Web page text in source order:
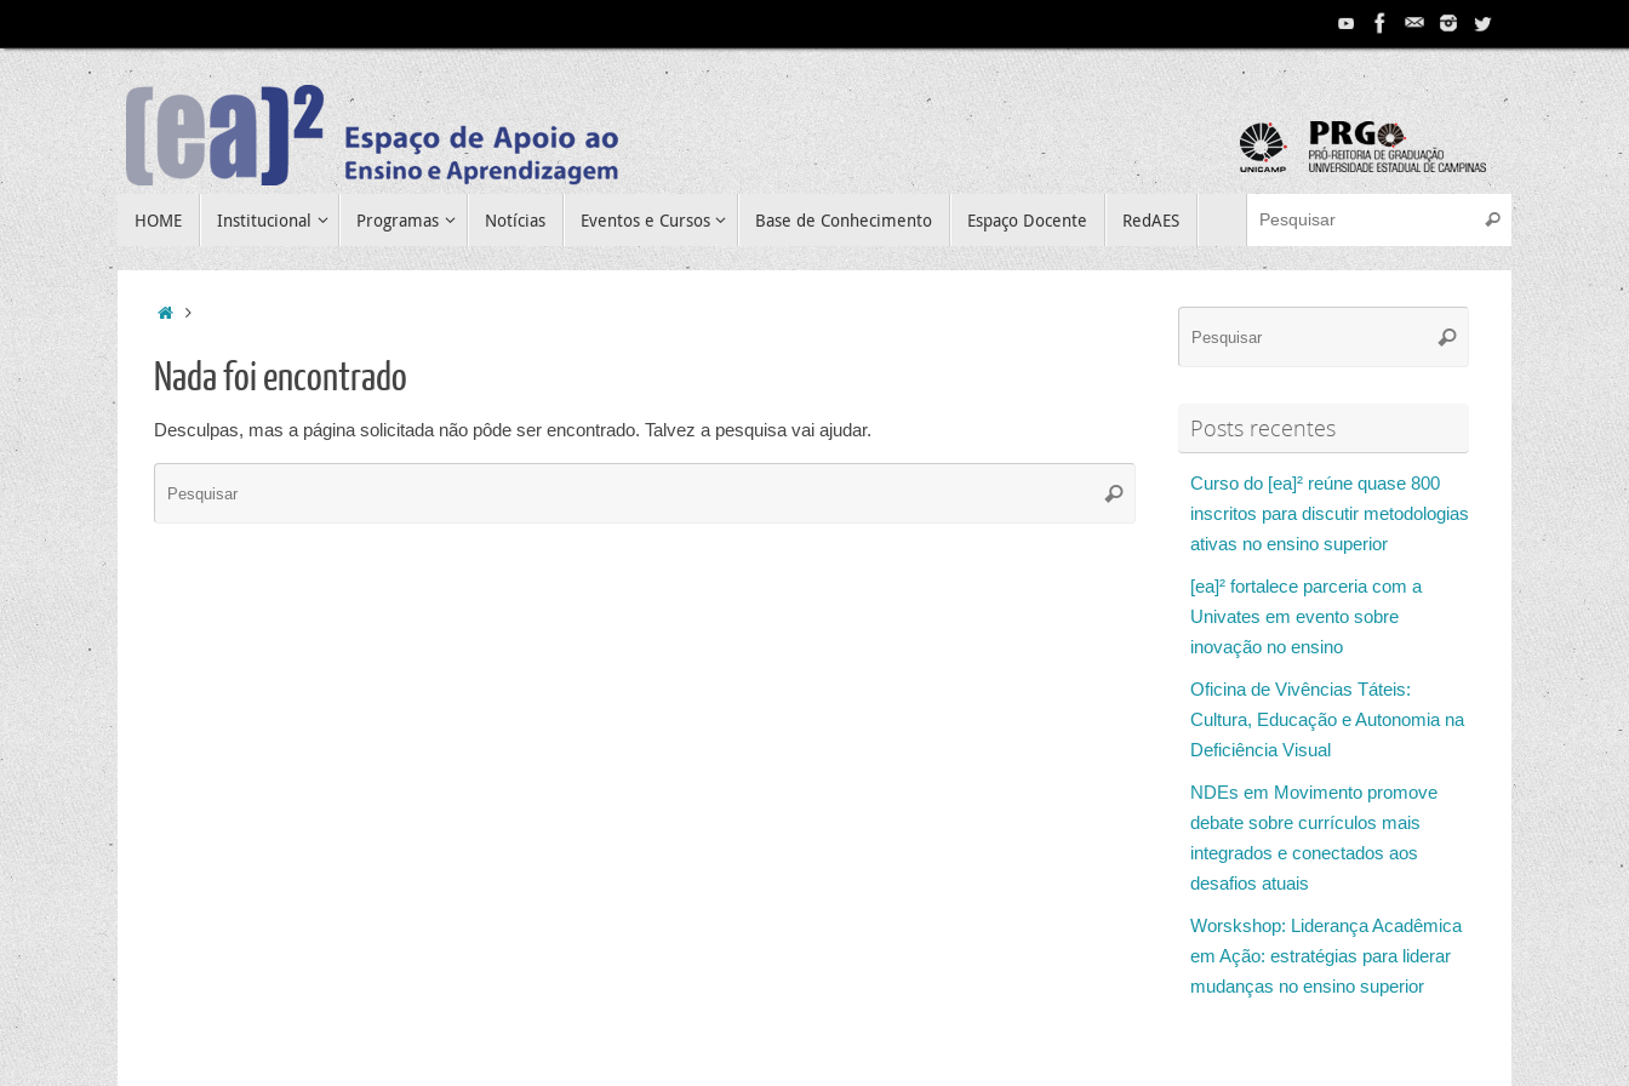
para
conteúdo
para
conteúdo
HOME Institucional Programas Notícias Eventos e Cursos Base de Conhecimento Espaço Docente RedAES
Search for:
Pesquisar
Home
Nada foi encontrado
Desculpas, mas a página solicitada não pôde ser encontrado. Talvez a pesquisa vai ajudar.
Search
Pesquisar
Pesquisar
Posts recentes
Curso do [ea]² reúne quase 800
inscritos para discutir metodologias
ativas no ensino superior
[ea]² fortalece parceria com a
Univates em evento sobre
inovação no ensino
Oficina de Vivências Táteis:
Cultura, Educação e Autonomia na
Deficiência Visual
NDEs em Movimento promove
debate sobre currículos mais
integrados e conectados aos
desafios atuais
Worskshop: Liderança Acadêmica
em Ação: estratégias para liderar
mudanças no ensino superior